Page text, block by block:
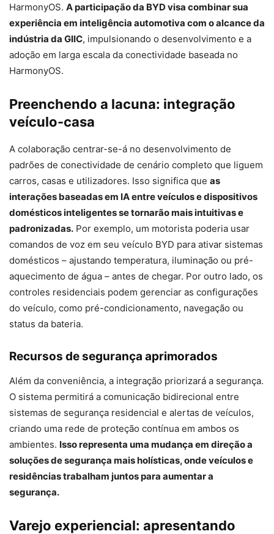
HarmonyOS. A participação da BYD visa combinar sua
experiência em inteligência automotiva com o alcance da
indústria da GIIC, impulsionando o desenvolvimento e a
adoção em larga escala da conectividade baseada no
HarmonyOS.
Preenchendo a lacuna: integração
veículo-casa
A colaboração centrar-se-á no desenvolvimento de
padrões de conectividade de cenário completo que liguem
carros, casas e utilizadores. Isso significa que as
interações baseadas em IA entre veículos e dispositivos
domésticos inteligentes se tornarão mais intuitivas e
padronizadas. Por exemplo, um motorista poderia usar
comandos de voz em seu veículo BYD para ativar sistemas
domésticos – ajustando temperatura, iluminação ou pré-
aquecimento de água – antes de chegar. Por outro lado, os
controles residenciais podem gerenciar as configurações
do veículo, como pré-condicionamento, navegação ou
status da bateria.
Recursos de segurança aprimorados
Além da conveniência, a integração priorizará a segurança.
O sistema permitirá a comunicação bidirecional entre
sistemas de segurança residencial e alertas de veículos,
criando uma rede de proteção contínua em ambos os
ambientes. Isso representa uma mudança em direção a
soluções de segurança mais holísticas, onde veículos e
residências trabalham juntos para aumentar a
segurança.
Varejo experiencial: apresentando